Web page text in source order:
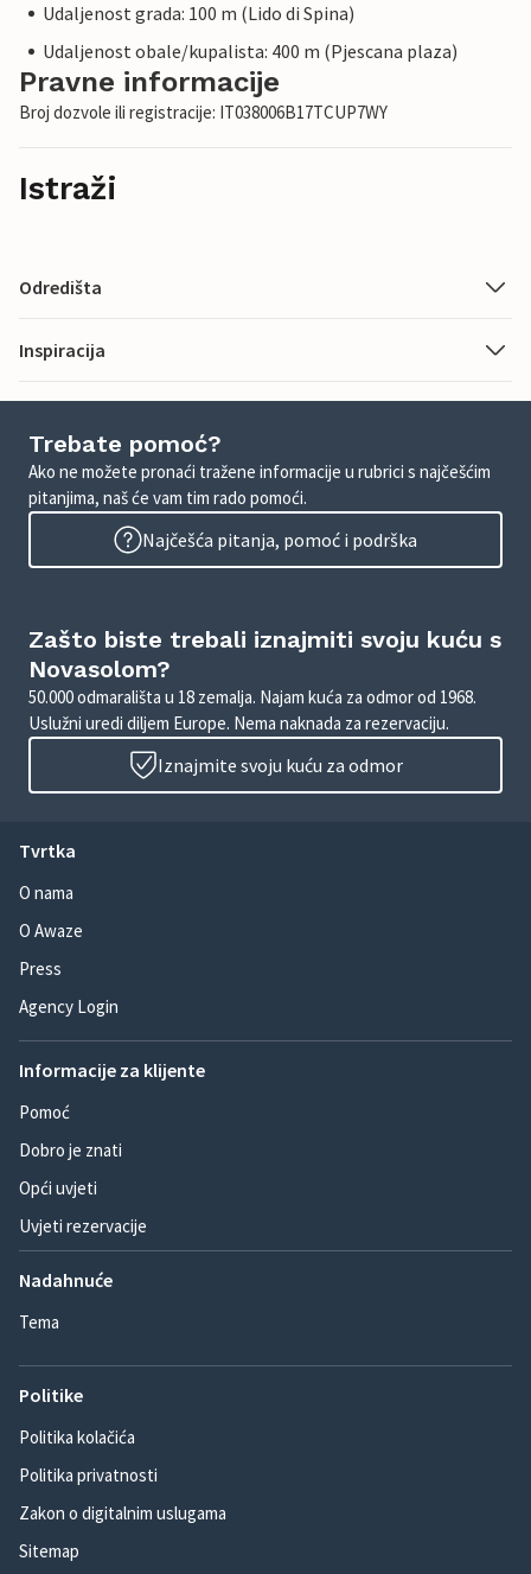
Udaljenost grada: 100 m (Lido di Spina)
Udaljenost obale/kupalista: 400 m (Pjescana plaza)
Pravne informacije
Broj dozvole ili registracije: IT038006B17TCUP7WY
Istraži
Odredišta
Inspiracija
Trebate pomoć?
Ako ne možete pronaći tražene informacije u rubrici s najčešćim
pitanjima, naš će vam tim rado pomoći.
Najčešća pitanja, pomoć i podrška
Zašto biste trebali iznajmiti svoju kuću s
Novasolom?
50.000 odmarališta u 18 zemalja. Najam kuća za odmor od 1968.
Uslužni uredi diljem Europe. Nema naknada za rezervaciju.
Iznajmite svoju kuću za odmor
Tvrtka
O nama
O Awaze
Press
Agency Login
Informacije za klijente
Pomoć
Dobro je znati
Opći uvjeti
Uvjeti rezervacije
Nadahnuće
Tema
Politike
Politika kolačića
Politika privatnosti
Zakon o digitalnim uslugama
Sitemap